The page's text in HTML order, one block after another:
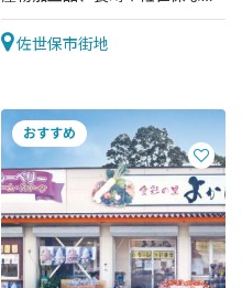
ではの雑貨等が揃ってます
佐世保市街地